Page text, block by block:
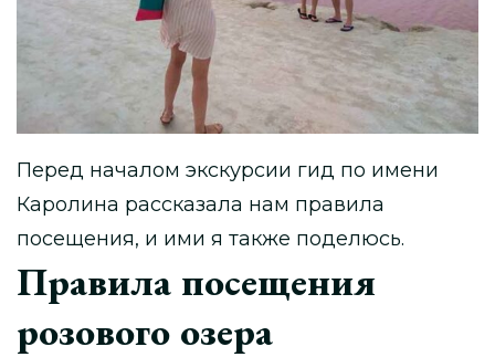
Перед началом экскурсии гид по имени
Каролина рассказала нам правила
посещения, и ими я также поделюсь.
Правила посещения
розового озера